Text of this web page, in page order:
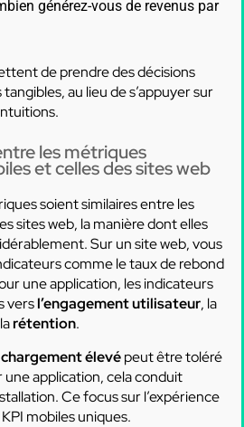
générez-vous de revenus par
de prendre des décisions
au lieu de s’appuyer sur
les métriques
et celles des sites web
soient similaires entre les
sites web, la manière dont elles
Sur un site web, vous
comme le taux de rebond
une application, les indicateurs
versl’engagement utilisateur, la
rétention.
élevépeut être toléré
une application, cela conduit
Ce focus sur l’expérience
mobiles uniques.